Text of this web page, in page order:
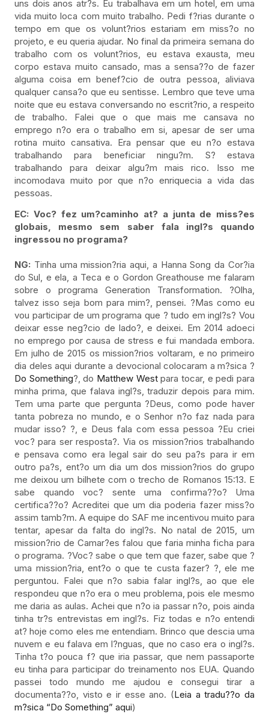
uns dois anos atr?s. Eu trabalhava em um hotel, em uma
vida muito loca com muito trabalho. Pedi f?rias durante o
tempo em que os volunt?rios estariam em miss?o no
projeto, e eu queria ajudar. No final da primeira semana do
trabalho com os volunt?rios, eu estava exausta, meu
corpo estava muito cansado, mas a sensa??o de fazer
alguma coisa em benef?cio de outra pessoa, aliviava
qualquer cansa?o que eu sentisse. Lembro que teve uma
noite que eu estava conversando no escrit?rio, a respeito
de trabalho. Falei que o que mais me cansava no
emprego n?o era o trabalho em si, apesar de ser uma
rotina muito cansativa. Era pensar que eu n?o estava
trabalhando para beneficiar ningu?m. S? estava
trabalhando para deixar algu?m mais rico. Isso me
incomodava muito por que n?o enriquecia a vida das
pessoas.
EC: Voc? fez um?caminho at? a junta de miss?es
globais, mesmo sem saber fala ingl?s quando
ingressou no programa?
NG: Tinha uma mission?ria aqui, a Hanna Song da Cor?ia
do Sul, e ela, a Teca e o Gordon Greathouse me falaram
sobre o programa Generation Transformation. ?Olha,
talvez isso seja bom para mim?, pensei. ?Mas como eu
vou participar de um programa que ? tudo em ingl?s? Vou
deixar esse neg?cio de lado?, e deixei. Em 2014 adoeci
no emprego por causa de stress e fui mandada embora.
Em julho de 2015 os mission?rios voltaram, e no primeiro
dia deles aqui durante a devocional colocaram a m?sica ?
Do Something?, do Matthew Westpara tocar, e pedi para
minha prima, que falava ingl?s, traduzir depois para mim.
Tem uma parte que pergunta ?Deus, como pode haver
tanta pobreza no mundo, e o Senhor n?o faz nada para
mudar isso? ?, e Deus fala com essa pessoa ?Eu criei
voc? para ser resposta?. Via os mission?rios trabalhando
e pensava como era legal sair do seu pa?s para ir em
outro pa?s, ent?o um dia um dos mission?rios do grupo
me deixou um bilhete com o trecho de Romanos 15:13. E
sabe quando voc? sente uma confirma??o? Uma
certifica??o? Acreditei que um dia poderia fazer miss?o
assim tamb?m. A equipe do SAF me incentivou muito para
tentar, apesar da falta do ingl?s. No natal de 2015, um
mission?rio de Camar?es falou que faria minha ficha para
o programa. ?Voc? sabe o que tem que fazer, sabe que ?
uma mission?ria, ent?o o que te custa fazer? ?, ele me
perguntou. Falei que n?o sabia falar ingl?s, ao que ele
respondeu que n?o era o meu problema, pois ele mesmo
me daria as aulas. Achei que n?o ia passar n?o, pois ainda
tinha tr?s entrevistas em ingl?s. Fiz todas e n?o entendi
at? hoje como eles me entendiam. Brinco que descia uma
nuvem e eu falava em l?nguas, que no caso era o ingl?s.
Tinha t?o pouca f? que iria passar, que nem passaporte
eu tinha para participar do treinamento nos EUA. Quando
passei todo mundo me ajudou e consegui tirar a
documenta??o, visto e ir esse ano. (Leia a tradu??o da
m?sica “Do Something” aqui)